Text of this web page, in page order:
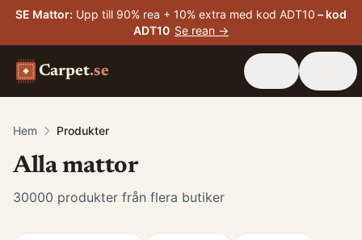
SE Mattor: Upp till 90% rea + 10% extra med kod ADT10 – kod
ADT10 Se rean →
Carpet.se
Hem Produkter
Alla mattor
30000 produkter från flera butiker